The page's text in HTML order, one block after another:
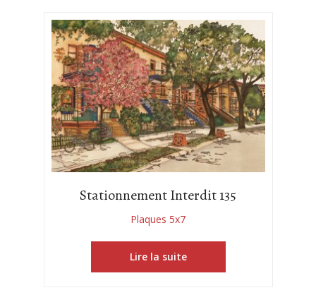
Stationnement Interdit 135
Plaques 5x7
Lire la suite